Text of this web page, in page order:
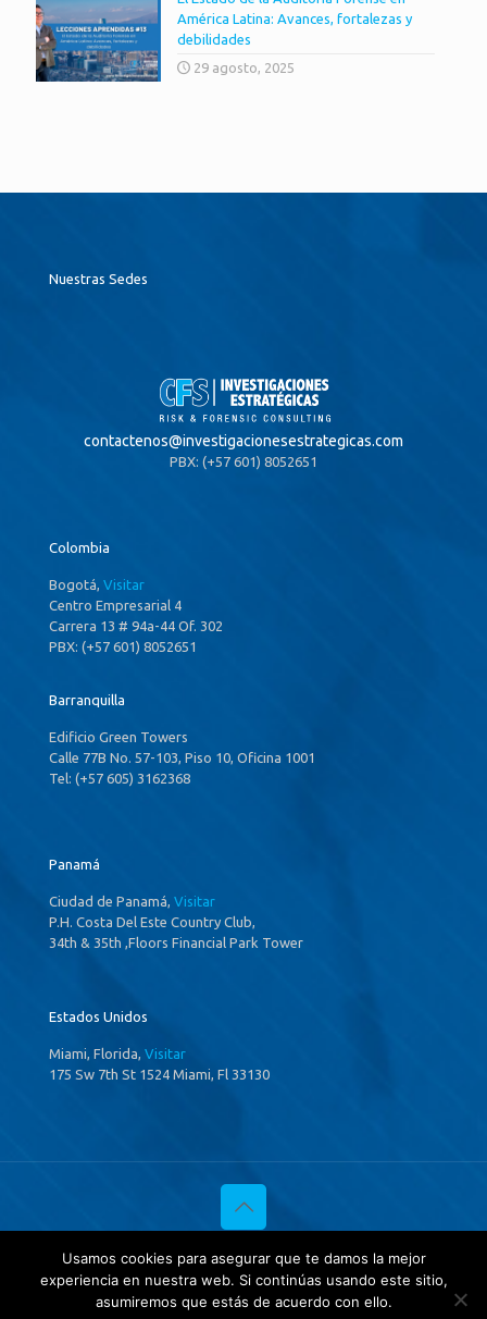
América Latina: Avances, fortalezas y
debilidades
29 agosto, 2025
Nuestras Sedes
contactenos@investigacionesestrategicas.com
PBX: (+57 601) 8052651
Colombia
Bogotá, Visitar
Centro Empresarial 4
Carrera 13 # 94a-44 Of. 302
PBX: (+57 601) 8052651
Barranquilla
Edificio Green Towers
Calle 77B No. 57-103, Piso 10, Oficina 1001
Tel: (+57 605) 3162368
Panamá
Ciudad de Panamá, Visitar
P.H. Costa Del Este Country Club,
34th & 35th ,Floors Financial Park Tower
Estados Unidos
Miami, Florida, Visitar
175 Sw 7th St 1524 Miami, Fl 33130
© 2020 Investigaciones Estratégicas & Asociados. All Rights
Reserved
Política de privacidad
yTratamientos de datos.
Usamos cookies para asegurar que te damos la mejor
experiencia en nuestra web. Si continúas usando este sitio,
asumiremos que estás de acuerdo con ello.